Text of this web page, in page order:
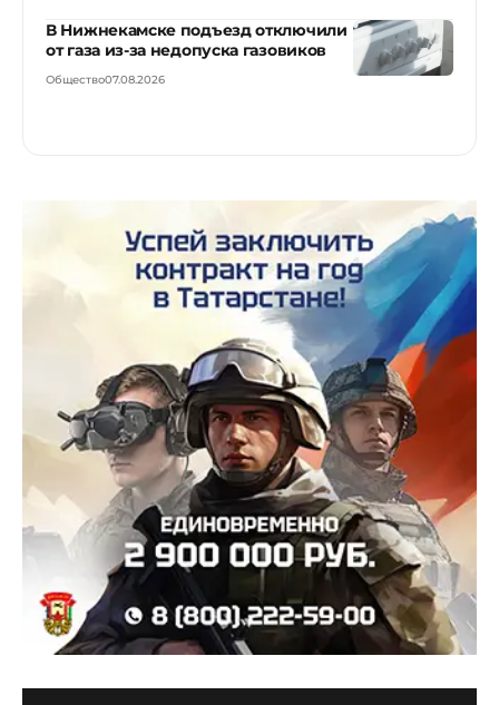
В Нижнекамске подъезд отключили
от газа из-за недопуска газовиков
Общество07.08.2026